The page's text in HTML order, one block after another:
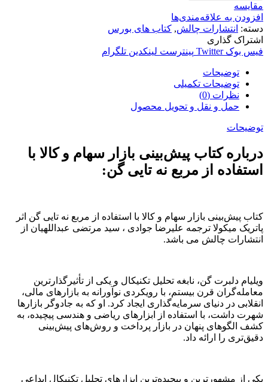
مقایسه
افزودن به علاقه‌مندی‌ها
دسته: انتشارات چالش, کتاب های بورس
اشتراک گذاری
فیس بوک Twitter پینترست لینکدین تلگرام
توضیحات
توضیحات تکمیلی
نظرات (0)
حمل و نقل و تحویل محصول
توضیحات
درباره کتاب پیش‌بینی بازار سهام و کالا با
استفاده از مربع نه تایی گن:
کتاب پیش‌بینی بازار سهام و کالا با استفاده از مربع نه تایی گن اثر
پاتریک میکولا ترجمه علیرضا جوادی ، سید مرتضی عبداللهیان از
انتشارات چالش می باشد.
ویلیام دلبرت گن، نابغه تحلیل تکنیکال و یکی از تأثیرگذارترین
معامله‌گران قرن بیستم، با رویکردی نوآورانه به بازارهای مالی،
انقلابی در دنیای سرمایه‌گذاری ایجاد کرد. او که به جادوگر بازارها
شهرت داشت، با استفاده از ابزارهای ریاضی و هندسی پیچیده، به
کشف الگوهای پنهان در بازار پرداخت و روش‌های پیش‌بینی
دقیق‌تری را ارائه داد.
یکی از مشهورترین و پیچیده‌ترین ابزارهای تحلیل تکنیکال ابداعی